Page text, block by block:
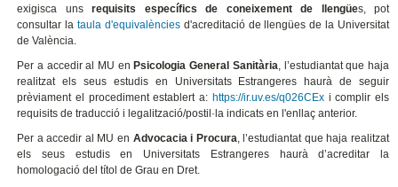
exigisca unsrequisits específics de coneixement de llengües, pot
consultar la taula d'equivalènciesd'acreditació de llengües de la Universitat
de València.
Per a accedir al MU en Psicologia General Sanitària , l’estudiantat que haja
realitzat els seus estudis en Universitats Estrangeres haurà de seguir
prèviament el procediment establert a: https://ir.uv.es/q026CExi complir els
requisits de traducció i legalització/postil·la indicats en l'enllaç anterior.
Per a accedir al MU en Advocacia i Procura , l’estudiantat que haja realitzat
els seus estudis en Universitats Estrangeres haurà d’acreditar la
homologació del títol de Grau en Dret.